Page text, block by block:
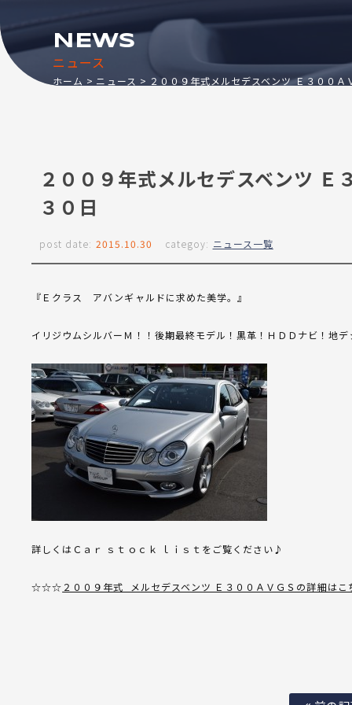
ニュース
NEWS
ホーム ニュース ２００９年式メルセデスベンツ Ｅ３００
２００９年式メルセデスベンツ
３０日
post date: 2015.10.30 categoy: ニュース一覧
『Ｅクラス アバンギャルドに求めた美学。』
イリジウムシルバーＭ！！後期最終モデル！黒革！ＨＤＤナビ！地
詳しくはＣａｒ ｓｔｏｃｋ ｌｉｓｔをご覧ください♪
☆☆☆ ２００９年式 メルセデスベンツ Ｅ３００ＡＶＧＳの詳細はこ